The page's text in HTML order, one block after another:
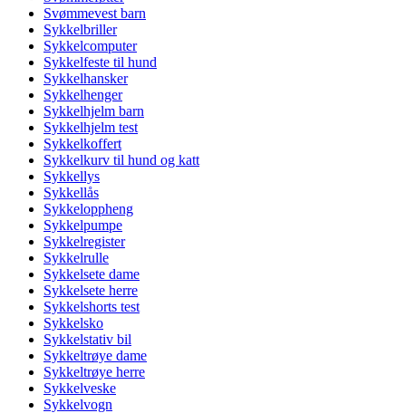
Svømmevest barn
Sykkelbriller
Sykkelcomputer
Sykkelfeste til hund
Sykkelhansker
Sykkelhenger
Sykkelhjelm barn
Sykkelhjelm test
Sykkelkoffert
Sykkelkurv til hund og katt
Sykkellys
Sykkellås
Sykkeloppheng
Sykkelpumpe
Sykkelregister
Sykkelrulle
Sykkelsete dame
Sykkelsete herre
Sykkelshorts test
Sykkelsko
Sykkelstativ bil
Sykkeltrøye dame
Sykkeltrøye herre
Sykkelveske
Sykkelvogn